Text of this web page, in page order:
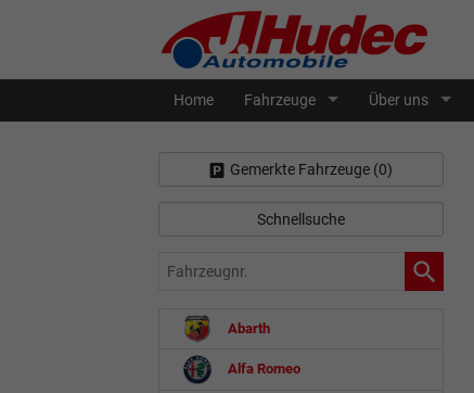
Home Fahrzeuge Über uns
Gemerkte Fahrzeuge (0)
Schnellsuche
Fahrzeugnr.
Abarth
Alfa Romeo